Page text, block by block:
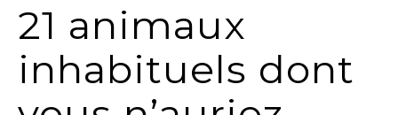
21 animaux
inhabituels dont